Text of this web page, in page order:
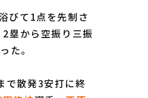
びて1点を先制さ
塁から空振り三振
た。
で散発3安打に終